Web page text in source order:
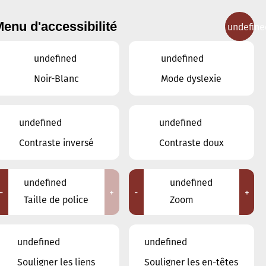
MUSICAL CONTACT
DÉCEMBRE
LUN MER VEN SAM
d'accessibilité
undefined
Noir-Blanc
undefined
Mode dyslexie
undefined
Contraste inversé
undefined
Contraste doux
-
undefined
Taille de police
+ -
undefined
Zoom
+
undefined
Souligner les liens
undefined
Souligner les en-têtes